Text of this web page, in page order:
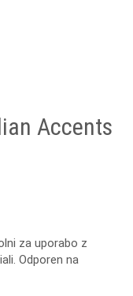
Accents
za uporabo z
Odporen na